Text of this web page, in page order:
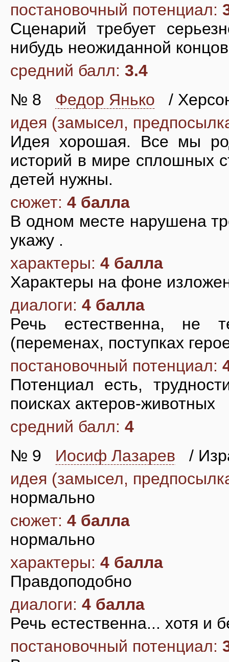
постановочный потенциал:
Сценарий требует
нибудь неожиданной
средний балл: 3.4
№ 8 Федор Янько
/
идея (замысел,
Идея хорошая. Все мы
историй в мире сплошных
детей нужны.
сюжет: 4 балла
В одном месте нарушена
укажу .
характеры: 4 балла
Характеры на фоне
диалоги: 4 балла
Речь естественна, не
(переменах, поступках
постановочный потенциал:
Потенциал есть,
поисках актеров-животных
средний балл: 4
№ 9 Иосиф Лазарев
/
идея (замысел,
нормально
сюжет: 4 балла
нормально
характеры: 4 балла
Правдоподобно
диалоги: 4 балла
Речь естественна... хотя и
постановочный потенциал: